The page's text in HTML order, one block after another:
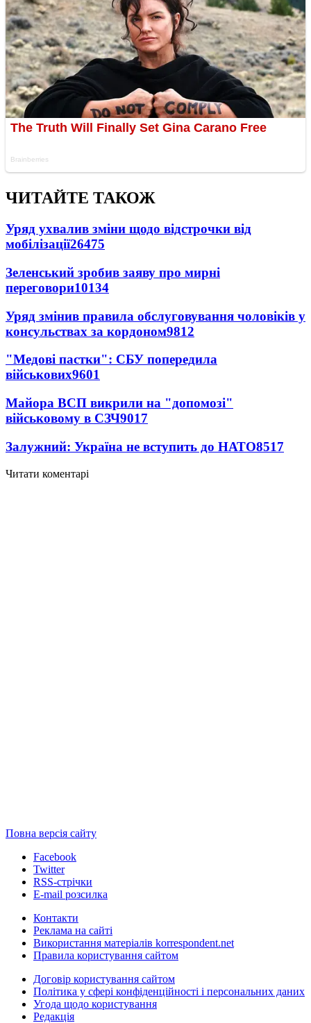
ЧИТАЙТЕ ТАКОЖ
Уряд ухвалив зміни щодо відстрочки від
мобілізації26475
Зеленський зробив заяву про мирні
переговори10134
Уряд змінив правила обслуговування чоловіків у
консульствах за кордоном9812
"Медові пастки": СБУ попередила
військових9601
Майора ВСП викрили на "допомозі"
військовому в СЗЧ9017
Залужний: Україна не вступить до НАТО8517
Читати коментарі
Повна версія сайту
Facebook
Twitter
RSS-стрічки
E-mail розсилка
Контакти
Реклама на сайті
Використання матеріалів korrespondent.net
Правила користування сайтом
Договір користування сайтом
Політика у сфері конфіденційності і персональних даних
Угода щодо користування
Редакція